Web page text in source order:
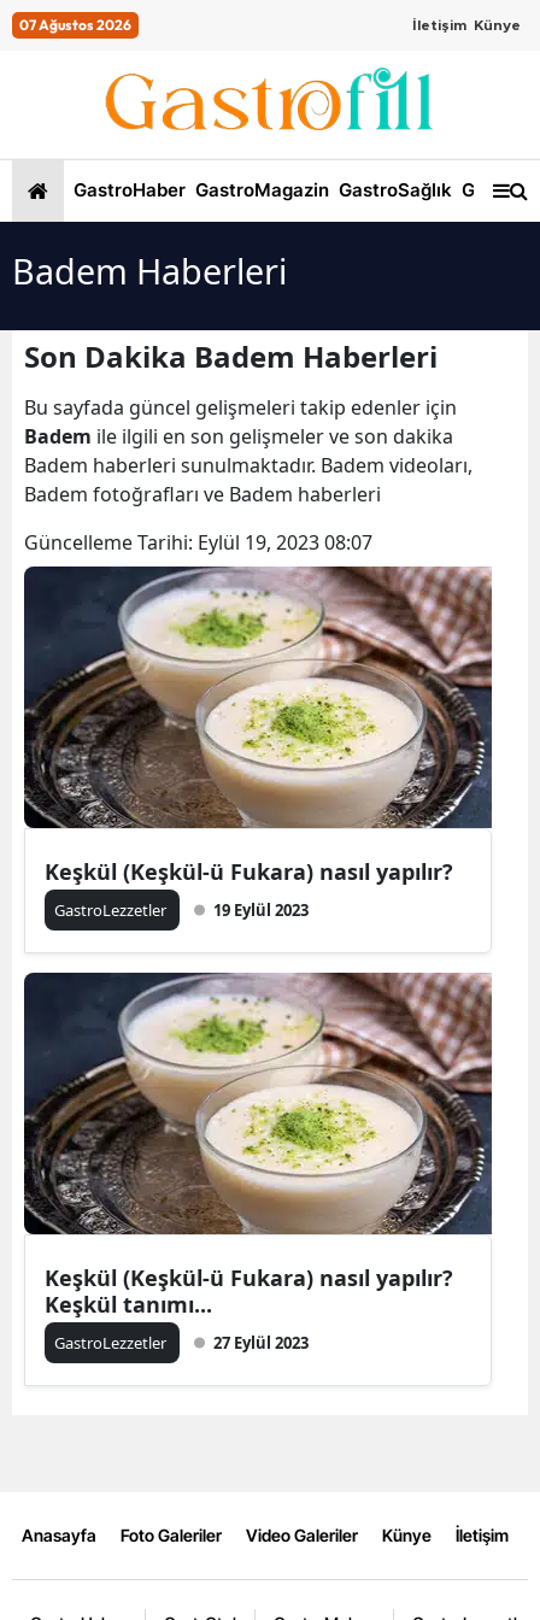
07 Ağustos 2026 İletişim Künye
GastroHaber GastroMagazin GastroSağlık
Badem Haberleri
Son Dakika Badem Haberleri
Bu sayfada güncel gelişmeleri takip edenler için
Badem ile ilgili en son gelişmeler ve son dakika
Badem haberleri sunulmaktadır. Badem videoları,
Badem fotoğrafları ve Badem haberleri
Güncelleme Tarihi: Eylül 19, 2023 08:07
Keşkül (Keşkül-ü Fukara) nasıl yapılır?
GastroLezzetler 19 Eylül 2023
Keşkül (Keşkül-ü Fukara) nasıl yapılır?
Keşkül tanımı...
GastroLezzetler 27 Eylül 2023
Anasayfa Foto Galeriler Video Galeriler Künye İletişim